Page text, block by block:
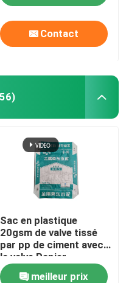
Contact
Sac en plastique
20gsm de valve tissé
par pp de ciment avec
la valve Papier
d'emballage Brown
meilleur prix